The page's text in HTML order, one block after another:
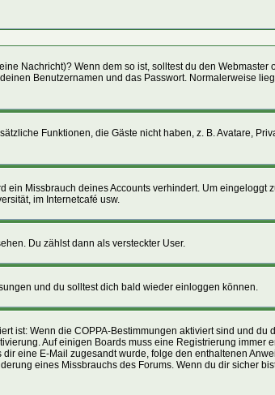
Nachricht)? Wenn dem so ist, solltest du den Webmaster
Benutzernamen und das Passwort. Normalerweise
Funktionen, die Gäste nicht haben, z. B. Avatare,
Missbrauch deines Accounts verhindert. Um eingeloggt
im Internetcafé usw.
Du zählst dann als versteckter User.
und du solltest dich bald wieder einloggen können.
ist: Wenn die COPPA-Bestimmungen aktiviert sind und du
Auf einigen Boards muss eine Registrierung immer
eine E-Mail zugesandt wurde, folge den enthaltenen
eines Missbrauchs des Forums. Wenn du dir sicher